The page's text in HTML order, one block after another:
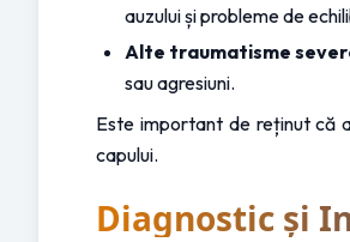
auzului și probleme de
Alte traumatisme
sau agresiuni.
Este important de reținut că
capului.
Diagnostic și